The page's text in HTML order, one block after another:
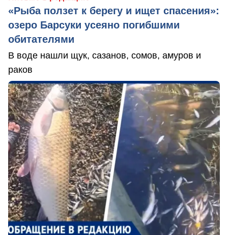
«Рыба ползет к берегу и ищет спасения»:
озеро Барсуки усеяно погибшими
обитателями
В воде нашли щук, сазанов, сомов, амуров и
раков